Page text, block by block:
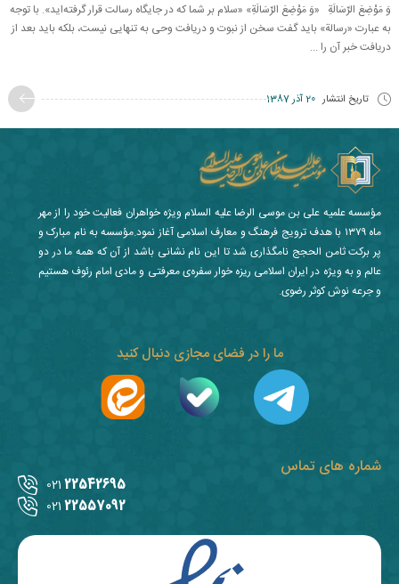
وَ مَوْضِعَ الرِّسَالَةِ «وَ مَوْضِعَ الرِّسَالَةِ» «سلام بر شما که در جایگاه رسالت قرار گرفته‌اید». با توجه
به عبارت «رسالة» باید گفت سخن از نبوت و دریافت وحی به تنهایی نیست، بلكه باید بعد از
دریافت خبر آن را ...
تاریخ انتشار 20 آذر 1387
شماره های تماس
22542695
021
22557092
021
ما را در فضای مجازی دنبال کنید
مؤسسه علمیه علی بن موسی الرضا علیه السلام ویژه خواهران فعالیت خود را از مهر
ماه ۱۳۷۹ با هدف ترویج فرهنگ و معارف اسلامی آغاز نمود.مؤسسه به نام مبارک و
پر برکت ثامن الحجج نامگذاری شد تا این نام نشانی باشد از آن که همه ما در دو
عالم و به ویژه در ایران اسلامی ریزه خوار سفره‌ی معرفتی و مادی امام رئوف هستیم
و جرعه نوش کوثر رضوی.